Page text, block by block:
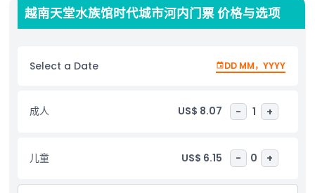
人赞叹的水族标本展览，展出超过200种海洋物种，配合身临其境的
3D视觉效果，让水下世界栩栩如生。丰富多彩的珊瑚礁、热带鱼和
物区域，这里有绿鬣蜥、帝王蝎和其他引人入胜的昆虫等待您的发
现。无论您是带孩子旅行还是探索河内的顶级景点，Vinpearl海洋水
包含项
越南天堂水族馆时代城市河内门票 价格与选项
Select a Date DD MM，YYYY
成人 US$ 8.07 - 1 +
儿童 US$ 6.15 - 0 +